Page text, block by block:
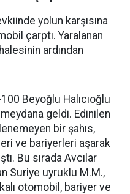
yolun karşısına
çarptı. Yaralanan
ardından
Beyoğlu Halıcıoğlu
geldi. Edinilen
bir şahıs,
ve bariyerleri aşarak
Bu sırada Avcılar
Suriye uyruklu M.M.,
otomobil, bariyer ve